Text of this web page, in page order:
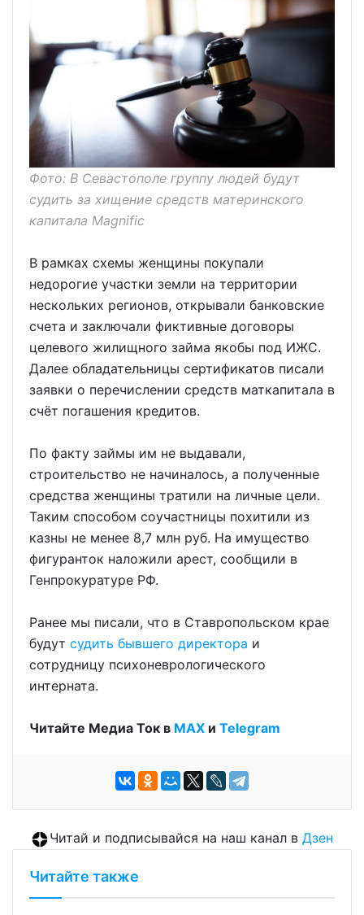
Фото: В Севастополе группу людей будут
судить за хищение средств материнского
капитала Magnific
В рамках схемы женщины покупали
недорогие участки земли на территории
нескольких регионов, открывали банковские
счета и заключали фиктивные договоры
целевого жилищного займа якобы под ИЖС.
Далее обладательницы сертификатов писали
заявки о перечислении средств маткапитала в
счёт погашения кредитов.
По факту займы им не выдавали,
строительство не начиналось, а полученные
средства женщины тратили на личные цели.
Таким способом соучастницы похитили из
казны не менее 8,7 млн руб. На имущество
фигуранток наложили арест, сообщили в
Генпрокуратуре РФ.
Ранее мы писали, что в Ставропольском крае
будут судить бывшего директора и
сотрудницу психоневрологического
интерната.
Читайте Медиа Ток в МАХ и Telegram
Читай и подписывайся на наш канал в Дзен
Читайте также